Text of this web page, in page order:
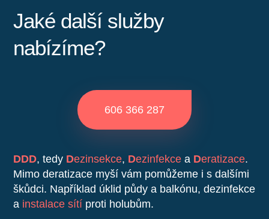
Jaké další služby
nabízíme?
606 366 287
DDD, tedy Dezinsekce, Dezinfekce a Deratizace.
Mimo deratizace myší vám pomůžeme i s dalšími
škůdci. Například úklid půdy a balkónu, dezinfekce
a instalace sítí proti holubům.